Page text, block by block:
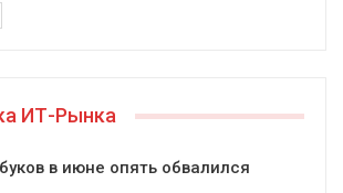
ИТ-Рынка
в июне опять обвалился